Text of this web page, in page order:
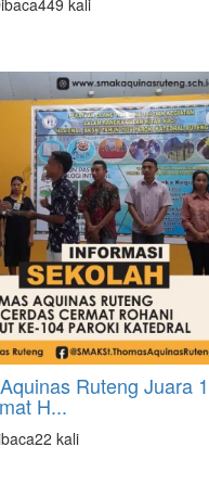
kali
Ruteng Juara 1
H...
kali